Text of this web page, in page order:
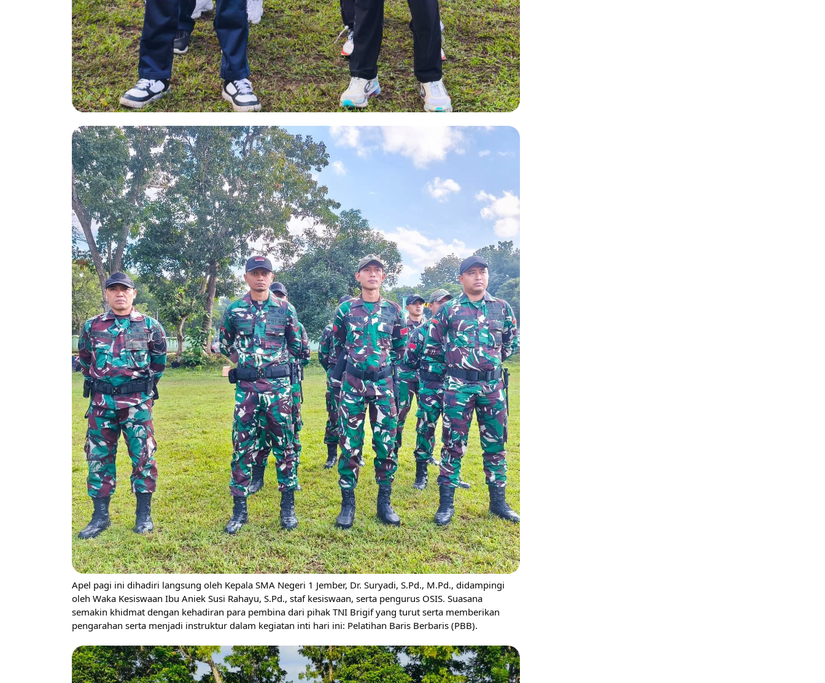
Apel pagi ini dihadiri langsung oleh Kepala SMA Negeri 1 Jember, Dr. Suryadi, S.Pd., M.Pd., didampingi
oleh Waka Kesiswaan Ibu Aniek Susi Rahayu, S.Pd., staf kesiswaan, serta pengurus OSIS. Suasana
semakin khidmat dengan kehadiran para pembina dari pihak TNI Brigif yang turut serta memberikan
pengarahan serta menjadi instruktur dalam kegiatan inti hari ini: Pelatihan Baris Berbaris (PBB).